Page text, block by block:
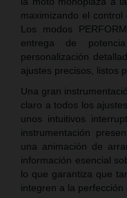
maximizando el
Los modos
entrega de
personalización
ajustes precisos, listos
Una gran
claro a todos los
unos intuitivos
instrumentación
una animación de
información esencial
lo que garantiza que
integren a la perfección